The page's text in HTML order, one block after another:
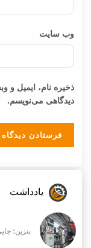
وب‌ سایت
ذخیره نام، ایمیل و
دیدگاهی می‌نویسم.
یادداشت
بنزین؛